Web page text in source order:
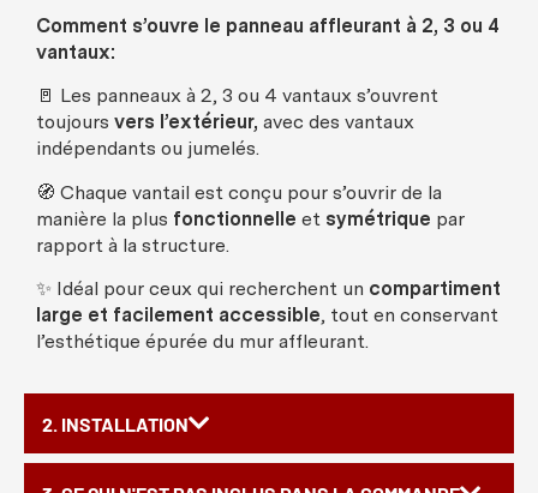
2. INSTALLATION
Comment s’ouvre le panneau affleurant à 2, 3 ou 4
vantaux:
🚪 Les panneaux à 2, 3 ou 4 vantaux s’ouvrent
toujours vers l’extérieur, avec des vantaux
indépendants ou jumelés.
🧭 Chaque vantail est conçu pour s’ouvrir de la
manière la plus fonctionnelle et symétrique par
rapport à la structure.
✨ Idéal pour ceux qui recherchent un compartiment
large et facilement accessible, tout en conservant
l’esthétique épurée du mur affleurant.